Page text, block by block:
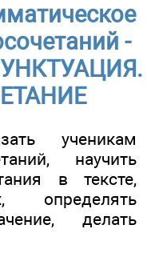
-
ученикам
научить
в тексте,
определять
делать